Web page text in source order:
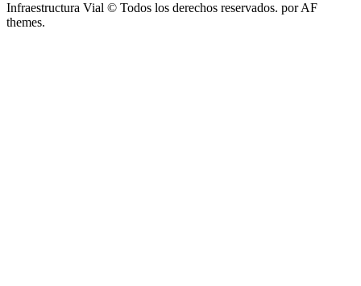
Infraestructura Vial © Todos los derechos reservados. por AF
themes.